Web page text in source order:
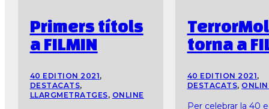
Primers títols
a FILMIN
40 EDITION 2021,
DESTACATS,
LLARGMETRATGES, ONLINE
torna a
40 EDITION 2021,
DESTACATS,
Per celebrar la 40